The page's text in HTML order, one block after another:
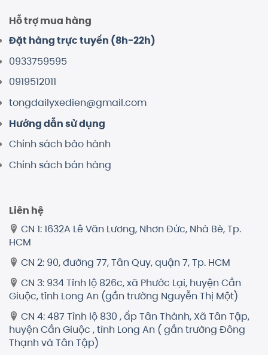
Hỗ trợ mua hàng
Đặt hàng trực tuyến (8h-22h)
0933759595
0919512011
tongdailyxedien@gmail.com
Hướng dẫn sử dụng
Chính sách bảo hành
Chính sách bán hàng
Liên hệ
CN 1: 1632A Lê Văn Lương, Nhơn Đức, Nhà Bè, Tp.
HCM
CN 2: 90, đường 77, Tân Quy, quận 7, Tp. HCM
CN 3: 934 Tỉnh lộ 826c, xã Phước Lại, huyện Cần
Giuộc, tỉnh Long An (gần trường Nguyễn Thị Một)
CN 4: 487 Tỉnh lộ 830 , ấp Tân Thành, Xã Tân Tập,
huyện Cần Giuộc , tỉnh Long An ( gần trường Đông
Thạnh và Tân Tập)